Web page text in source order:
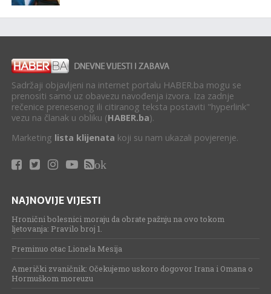
Sadržaji objavljeni na internet portalu HABER.ba mogu se
prenositi samo uz obavezu navođenja izvora. Iza zadnje
rečenice prenesenog ili citiranog teksta postaviti "hyperlink"
vezu na članak u obliku (HABER.ba).
Marketing lista klijenata koji su nam ukazali povjerenje.
ok
NAJNOVIJE VIJESTI
Hronični bolesnici moraju da obrate pažnju na ovo tokom
ljetovanja: Pravilo broj 1.
Preminuo otac Lionela Mesija
Američki zvaničnik: Očekujemo uskoro dogovor Irana i Omana o
Hormuškom moreuzu